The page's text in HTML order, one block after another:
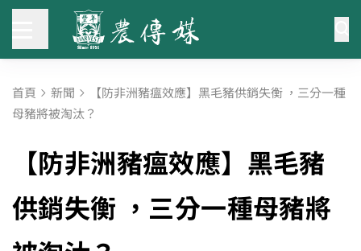
首頁 新聞 【防非洲豬瘟效應】黑毛豬供銷失衡 ，三分一種
母豬將被淘汰？
【防非洲豬瘟效應】黑毛豬
供銷失衡 ，三分一種母豬將